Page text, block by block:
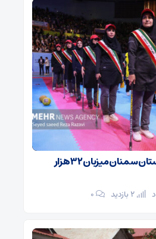
۲۷۹ پایگاه تابستانی استان سمنان میزبان ۳۲ هزار
۰